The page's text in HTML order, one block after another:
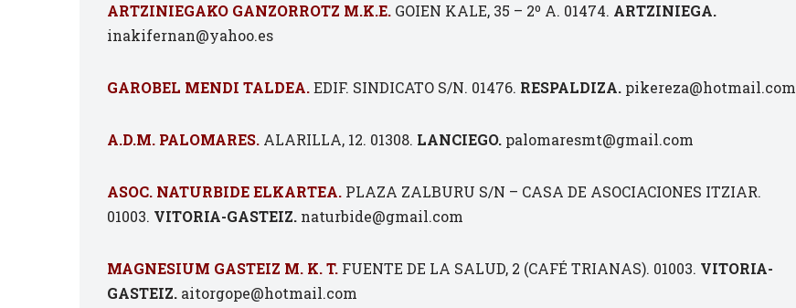
ARTZINIEGAKO GANZORROTZ M.K.E. GOIEN KALE, 35 – 2º A. 01474. ARTZINIEGA.
inakifernan@yahoo.es
GAROBEL MENDI TALDEA.EDIF. SINDICATO S/N. 01476. RESPALDIZA. pikereza@hotmail.com
A.D.M. PALOMARES. ALARILLA, 12. 01308. LANCIEGO. palomaresmt@gmail.com
ASOC. NATURBIDE ELKARTEA. PLAZA ZALBURU S/N – CASA DE ASOCIACIONES ITZIAR.
01003. VITORIA-GASTEIZ. naturbide@gmail.com
MAGNESIUM GASTEIZ M. K. T. FUENTE DE LA SALUD, 2 (CAFÉ TRIANAS). 01003. VITORIA-
GASTEIZ. aitorgope@hotmail.com